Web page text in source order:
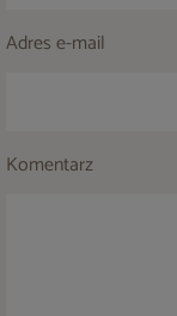
Adres e-mail
Komentarz